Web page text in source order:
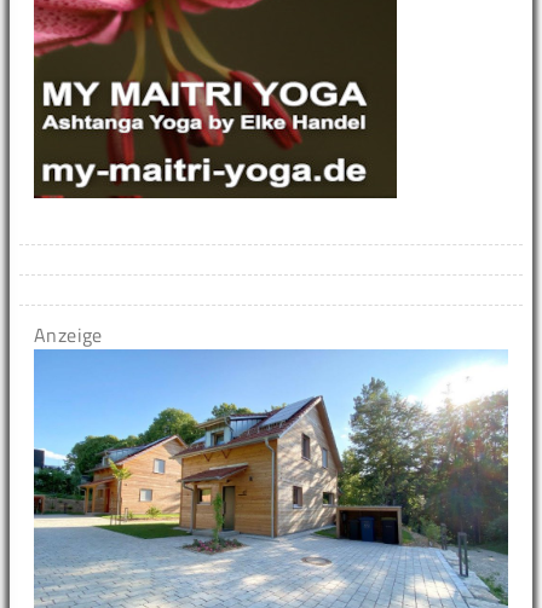
Anzeige